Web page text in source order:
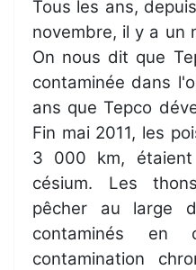
Tous les ans,
novembre, il y a un
On nous dit que
contaminée dans
ans que Tepco
Fin mai 2011, les
3 000 km, étaient
césium. Les
pêcher au large
contaminés en
contamination